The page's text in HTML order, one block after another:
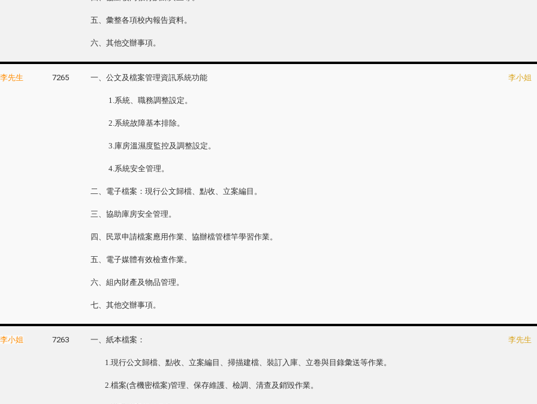
五、彙整各項校內報告資料。
六、其他交辦事項。
李先生 7265 一、公文及檔案管理資訊系統功能
1.系統、職務調整設定。
2.系統故障基本排除。
3.庫房溫濕度監控及調整設定。
4.系統安全管理。
二、電子檔案：現行公文歸檔、點收、立案編目。
三、協助庫房安全管理。
四、民眾申請檔案應用作業、協辦檔管標竿學習作業。
五、電子媒體有效檢查作業。
六、組內財產及物品管理。
七、其他交辦事項。
李小姐
李小姐 7263 一、紙本檔案：
1.現行公文歸檔、點收、立案編目、掃描建檔、裝訂入庫、立卷與目錄彙送等作業。
2.檔案(含機密檔案)管理、保存維護、檢調、清查及銷毀作業。
李先生